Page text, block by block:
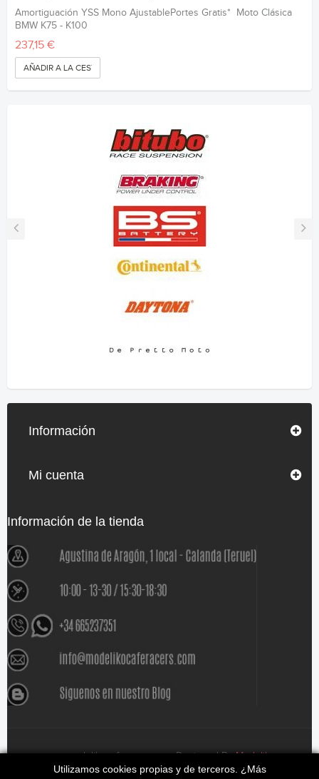
Amortiguación YSS Mono AjustablePortes Gratis* Moto Clásica
BMW K75 - K100
237,15 €
AÑADIR A LA CESTA
Información
Mi cuenta
Información de la tienda
Utilizamos cookies propias y de terceros. ¿Más
www.modelikocaferacers.com Designed By Modeliko